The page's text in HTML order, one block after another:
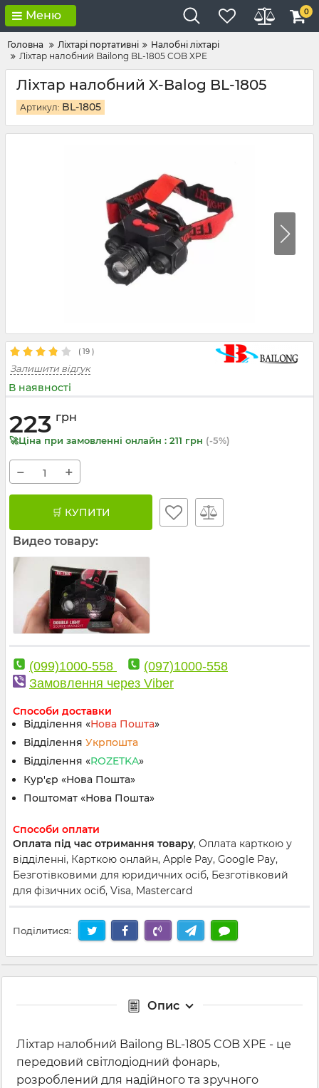
Меню 0
Головна Ліхтарі портативні
Налобні ліхтарі
Ліхтар налобний Bailong BL-1805 COB XPE
Ліхтар налобний X-Balog BL-1805
Артикул: BL-1805
( 19 )
Залишити відгук
В наявності
223 грн
🚀Ціна при замовленні онлайн : 211 грн (-5%)
− +
🛒 КУПИТИ
Видео товару:
(099)1000-558
(097)1000-558
Замовлення через Viber
Способи доставки
Відділення «Нова Пошта»
Відділення Укрпошта
Відділення «ROZETKA»
Кур'єр «Нова Пошта»
Поштомат «Нова Пошта»
Способи оплати
Оплата під час отримання товару, Оплата карткою у
відділенні, Карткою онлайн, Apple Pay, Google Pay,
Безготівковими для юридичних осіб, Безготівковий
для фізичних осіб, Visa, Mastercard
Поділитися:
Опис
Ліхтар налобний Bailong BL-1805 COB XPE - це
передовий світлодіодний фонарь,
розроблений для надійного та зручного